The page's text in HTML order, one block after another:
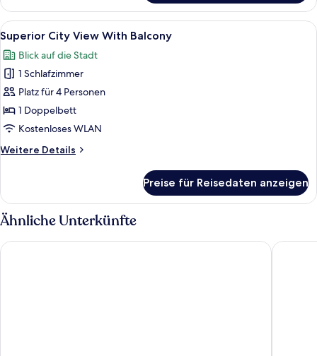
Royal
Suite
with
Sea
View
and
Alle
Fotos
für
Superior
City
View
With
anzeigen
Ein modernes Hotelzimmer mit
6
Superior City View With Balcony
Blick auf die Stadt
1 Schlafzimmer
Platz für 4 Personen
1 Doppelbett
Kostenloses WLAN
Weitere Details
Weitere
City
View
With
Preise für Reisedaten anzeigen
Ähnliche Unterkünfte
Swandor Hotels & Resort Topkapi Palace - All InclusiveLara